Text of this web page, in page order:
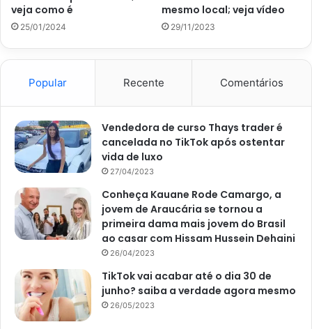
4 batatas inglesas grandes;
Tempero verde fresco;
Orégano;
Requeijão.
A receita de batata recheada é muito versátil e recebe
bem qualquer tipo de recheio. Assim, caso queira, inclua
no seu preparo carnes desfiadas, molhos caseiros,
bacalhau, ovos e, até, legumes. Todavia, para manter a
receita saudável, escolha ingredientes pobres em gordura
e ricos em nutrientes.
veja como é
25/01/2024
mesmo local; veja vídeo
29/11/2023
Popular Recente Comentários
Vendedora de curso Thays trader é
cancelada no TikTok após ostentar
vida de luxo
27/04/2023
Conheça Kauane Rode Camargo, a
jovem de Araucária se tornou a
primeira dama mais jovem do Brasil
ao casar com Hissam Hussein Dehaini
26/04/2023
TikTok vai acabar até o dia 30 de
junho? saiba a verdade agora mesmo
26/05/2023